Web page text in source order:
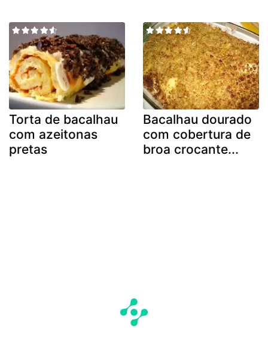
Torta de bacalhau
com azeitonas
pretas
Bacalhau dourado
com cobertura de
broa crocante...